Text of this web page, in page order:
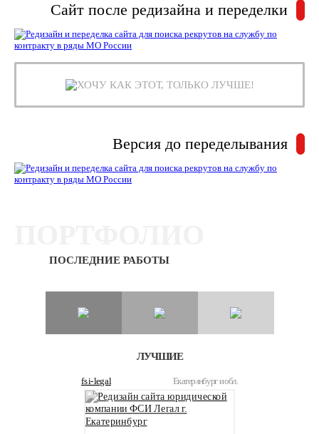
Сайт после редизайна и переделки
ХОЧУ КАК ЭТОТ, ТОЛЬКО ЛУЧШЕ!
Версия до переделывания
ПОСЛЕДНИЕ РАБОТЫ
ЛУЧШИЕ
fsi-legal Екатеринбург и обл.